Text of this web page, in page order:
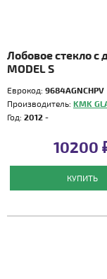
Лобовое стекло с
MODEL S
Еврокод: 9684AGNCHPV
Производитель: KMK
Год: 2012 -
10200
КУПИТЬ